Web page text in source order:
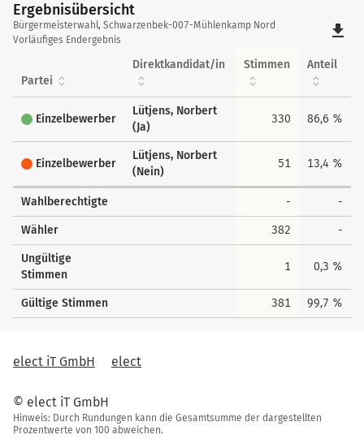
Ergebnisübersicht
Ergebnisübersicht
Bürgermeisterwahl, Schwarzenbek-007-Mühlenkamp Nord
Vorläufiges Endergebnis
file_download
Partei
Direktkandidat/in Stimmen Anteil
Einzelbewerber
Lütjens, Norbert
(Ja)
330 86,6 %
Einzelbewerber
Lütjens, Norbert
(Nein)
51 13,4 %
Wahlberechtigte - -
Wähler 382 -
Ungültige
Stimmen
1 0,3 %
Gültige Stimmen 381 99,7 %
elect iT GmbH elect
© elect iT GmbH
Hinweis: Durch Rundungen kann die Gesamtsumme der dargestellten
Prozentwerte von 100 abweichen.